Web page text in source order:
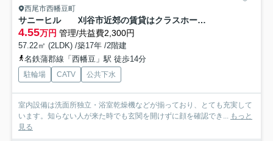
西尾市西幡豆町
サニーヒル 刈谷市近郊の賃貸はクラスホーム刈谷店
4.55万円 管理/共益費2,300円
57.22㎡ (2LDK) /築17年 /2階建
名鉄蒲郡線「西幡豆」駅 徒歩14分
駐輪場 CATV 公共下水
室内設備は洗面所独立・浴室乾燥機などが揃っており、とても充実して
います。知らない人が来た時でも玄関を開けずに顔を確認でき... もっと
見る